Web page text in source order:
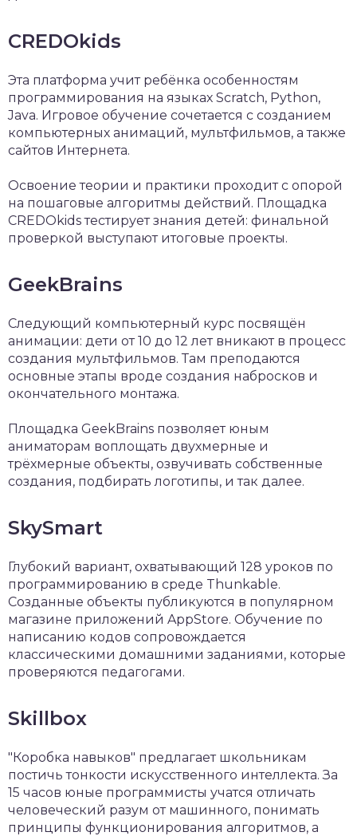
CREDOkids
Эта платформа учит ребёнка особенностям
программирования на языках Scratch, Python,
Java. Игровое обучение сочетается с созданием
компьютерных анимаций, мультфильмов, а также
сайтов Интернета.
Освоение теории и практики проходит с опорой
на пошаговые алгоритмы действий. Площадка
CREDOkids тестирует знания детей: финальной
проверкой выступают итоговые проекты.
GeekBrains
Следующий компьютерный курс посвящён
анимации: дети от 10 до 12 лет вникают в процесс
создания мультфильмов. Там преподаются
основные этапы вроде создания набросков и
окончательного монтажа.
Площадка GeekBrains позволяет юным
аниматорам воплощать двухмерные и
трёхмерные объекты, озвучивать собственные
создания, подбирать логотипы, и так далее.
SkySmart
Глубокий вариант, охватывающий 128 уроков по
программированию в среде Thunkable.
Созданные объекты публикуются в популярном
магазине приложений AppStore. Обучение по
написанию кодов сопровождается
классическими домашними заданиями, которые
проверяются педагогами.
Skillbox
"Коробка навыков" предлагает школьникам
постичь тонкости искусственного интеллекта. За
15 часов юные программисты учатся отличать
человеческий разум от машинного, понимать
принципы функционирования алгоритмов, а